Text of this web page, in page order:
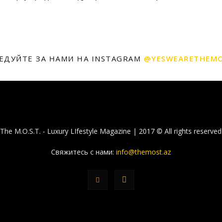
ЗА НАМИ НА INSTAGRAM
The M.O.S.T. - Luxury LIfestyle Magazine | 2017 © All rights reserved
Свяжитесь с нами: info@themost.az